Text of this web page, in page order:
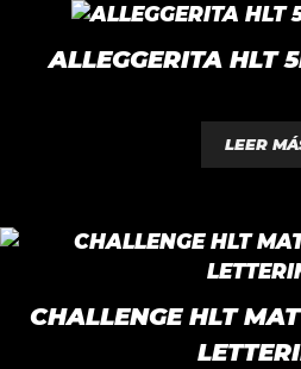
ALLEGGERITA HLT
0
d
e
5
LEER
CHALLENGE HLT